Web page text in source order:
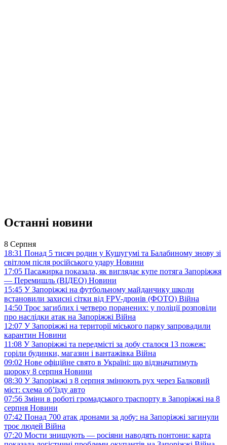
Останні новини
8 Серпня
18:31 Понад 5 тисяч родин у Кушугумі та Балабиному знову зі
світлом після російського удару Новини
17:05 Пасажирка показала, як виглядає купе потяга Запоріжжя
— Перемишль (ВІДЕО) Новини
15:45 У Запоріжжі на футбольному майданчику школи
встановили захисні сітки від FPV-дронів (ФОТО) Війна
14:50 Троє загиблих і четверо поранених: у поліції розповіли
про наслідки атак на Запоріжжі Війна
12:07 У Запоріжжі на території міського парку запровадили
карантин Новини
11:08 У Запоріжжі та передмісті за добу сталося 13 пожеж:
горіли будинки, магазин і вантажівка Війна
09:02 Нове офіційне свято в Україні: що відзначатимуть
щороку 8 серпня Новини
08:30 У Запоріжжі з 8 серпня змінюють рух через Балковий
міст: схема об’їзду авто
07:56 Зміни в роботі громадського траспорту в Запоріжжі на 8
серпня Новини
07:42 Понад 700 атак дронами за добу: на Запоріжжі загинули
троє людей Війна
07:20 Мости знищують — росіяни наводять понтони: карта